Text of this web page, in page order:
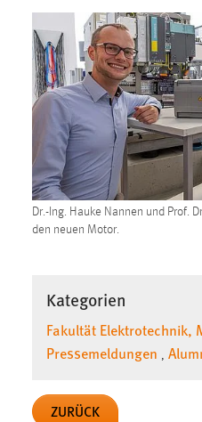
Dr.-Ing. Hauke Nannen und Prof.
den neuen Motor.
Kategorien
Fakultät Elektrotechnik,
Pressemeldungen ,
ZURÜCK
Name:
_pk_ref, _pk_cvar, _pk_id,
Zweck:
Zugriffsstatistik
Cookie Laufzeit:
Max. 13 Monate
MARKETING
hinweg verfolgen.
Google Ads
Name:
_gcl_au